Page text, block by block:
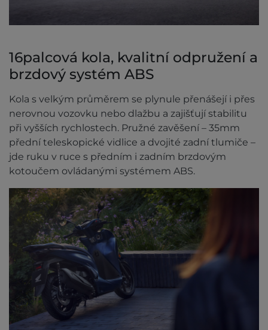
16palcová kola, kvalitní odpružení a
brzdový systém ABS
Kola s velkým průměrem se plynule přenášejí i přes
nerovnou vozovku nebo dlažbu a zajišťují stabilitu
při vyšších rychlostech. Pružné zavěšení – 35mm
přední teleskopické vidlice a dvojité zadní tlumiče –
jde ruku v ruce s předním i zadním brzdovým
kotoučem ovládanými systémem ABS.